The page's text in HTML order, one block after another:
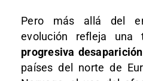
Pero más allá del
evolución refleja una
progresiva
países del norte de